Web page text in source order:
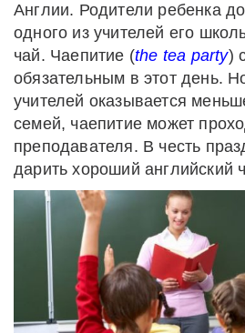
Англии. Родители ребенка
одного из учителей его
чай. Чаепитие (the tea party)
обязательным в этот день.
учителей оказывается
семей, чаепитие может
преподавателя. В честь
дарить хороший английский